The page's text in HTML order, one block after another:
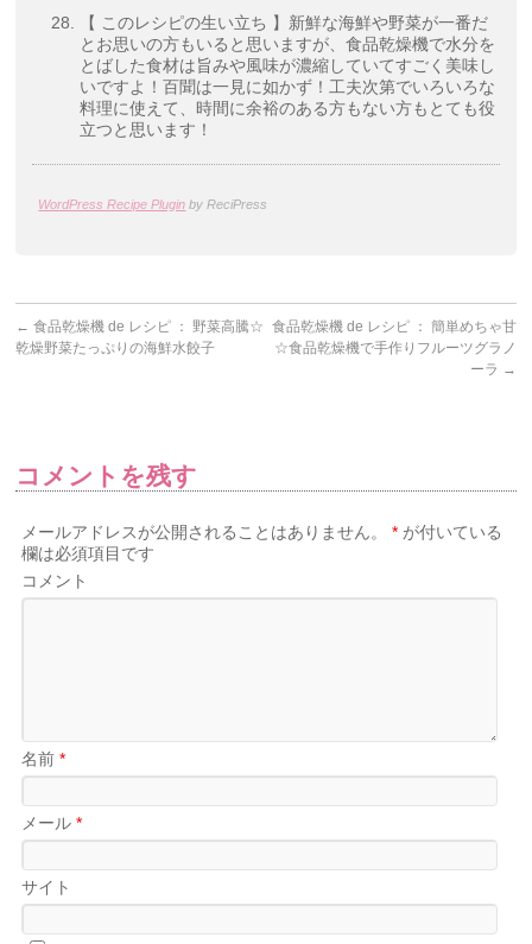
【 このレシピの生い立ち 】新鮮な海鮮や野菜が一番だ
とお思いの方もいると思いますが、食品乾燥機で水分を
とばした食材は旨みや風味が濃縮していてすごく美味し
いですよ！百聞は一見に如かず！工夫次第でいろいろな
料理に使えて、時間に余裕のある方もない方もとても役
立つと思います！
WordPress Recipe Plugin by ReciPress
← 食品乾燥機 de レシピ ： 野菜高騰☆
乾燥野菜たっぷりの海鮮水餃子
食品乾燥機 de レシピ ： 簡単めちゃ甘
☆食品乾燥機で手作りフルーツグラノ
ーラ →
コメントを残す
メールアドレスが公開されることはありません。 * が付いている
欄は必須項目です
コメント
名前*
メール*
サイト